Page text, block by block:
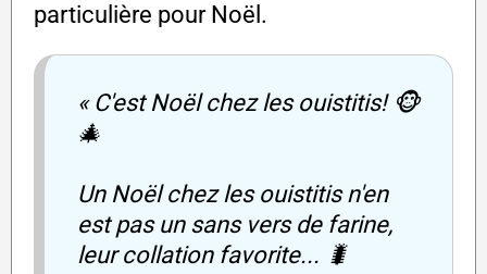
particulière pour Noël.
« C'est Noël chez les ouistitis! 🐵
🎄
Un Noël chez les ouistitis n'en
est pas un sans vers de farine,
leur collation favorite... 🐛